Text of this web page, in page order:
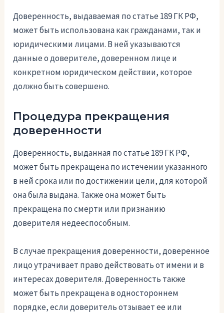
Доверенность, выдаваемая по статье 189 ГК РФ,
может быть использована как гражданами, так и
юридическими лицами. В ней указываются
данные о доверителе, доверенном лице и
конкретном юридическом действии, которое
должно быть совершено.
Процедура прекращения
доверенности
Доверенность, выданная по статье 189 ГК РФ,
может быть прекращена по истечении указанного
в ней срока или по достижении цели, для которой
она была выдана. Также она может быть
прекращена по смерти или признанию
доверителя недееспособным.
В случае прекращения доверенности, доверенное
лицо утрачивает право действовать от имени и в
интересах доверителя. Доверенность также
может быть прекращена в одностороннем
порядке, если доверитель отзывает ее или